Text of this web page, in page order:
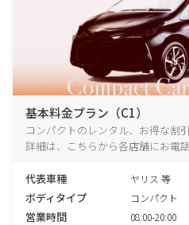
基本料金プラン（C1）
コンパクトのレンタル、お得な割
詳細は、こちらから各店舗にお電話
代表車種 ヤリス 等
ボディタイプ コンパクト
営業時間 08:00-20:00